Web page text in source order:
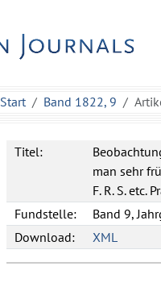
Start Band 1822, 9
Titel:
man sehr
F. R. S. etc.
Fundstelle:
Band 9,
Download:
XML